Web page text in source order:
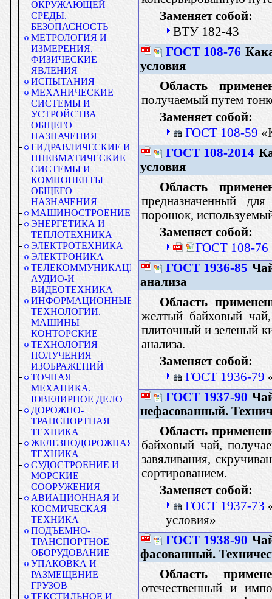
ОКРУЖАЮЩЕЙ
СРЕДЫ.
БЕЗОПАСНОСТЬ
МЕТРОЛОГИЯ И
ИЗМЕРЕНИЯ.
ФИЗИЧЕСКИЕ
ЯВЛЕНИЯ
ИСПЫТАНИЯ
МЕХАНИЧЕСКИЕ
СИСТЕМЫ И
УСТРОЙСТВА
ОБЩЕГО
НАЗНАЧЕНИЯ
ГИДРАВЛИЧЕСКИЕ И
ПНЕВМАТИЧЕСКИЕ
СИСТЕМЫ И
КОМПОНЕНТЫ
ОБЩЕГО
НАЗНАЧЕНИЯ
МАШИНОСТРОЕНИЕ
ЭНЕРГЕТИКА И
ТЕПЛОТЕХНИКА
ЭЛЕКТРОТЕХНИКА
ЭЛЕКТРОНИКА
ТЕЛЕКОММУНИКАЦИИ.
АУДИО-И
ВИДЕОТЕХНИКА
ИНФОРМАЦИОННЫЕ
ТЕХНОЛОГИИ.
МАШИНЫ
КОНТОРСКИЕ
ТЕХНОЛОГИЯ
ПОЛУЧЕНИЯ
ИЗОБРАЖЕНИЙ
ТОЧНАЯ
МЕХАНИКА.
ЮВЕЛИРНОЕ ДЕЛО
ДОРОЖНО-
ТРАНСПОРТНАЯ
ТЕХНИКА
ЖЕЛЕЗНОДОРОЖНАЯ
ТЕХНИКА
СУДОСТРОЕНИЕ И
МОРСКИЕ
СООРУЖЕНИЯ
АВИАЦИОННАЯ И
КОСМИЧЕСКАЯ
ТЕХНИКА
ПОДЪЕМНО-
ТРАНСПОРТНОЕ
ОБОРУДОВАНИЕ
УПАКОВКА И
РАЗМЕЩЕНИЕ
ГРУЗОВ
ТЕКСТИЛЬНОЕ И
Заменяет собой:
ВТУ 182-43
ГОСТ 108-76
условия
Область
получаемый путем
Заменяет собой:
ГОСТ 108-59
ГОСТ 108-2014
условия
Область
предназначенный
порошок,
Заменяет собой:
ГОСТ 108-76
ГОСТ 1936-85
анализа
Область
желтый байховый
плиточный и зеленый
анализа.
Заменяет собой:
ГОСТ 1936-79
ГОСТ 1937-90
нефасованный.
Область
байховый чай,
завяливания,
сортированием.
Заменяет собой:
ГОСТ 1937-73
условия»
ГОСТ 1938-90
фасованный.
Область
отечественный и